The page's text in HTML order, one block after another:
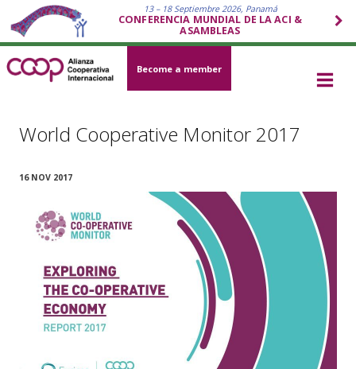
13 – 18 Septiembre 2026, Panamá
CONFERENCIA MUNDIAL DE LA ACI &
ASAMBLEAS
Become a member
World Cooperative Monitor 2017
16 NOV 2017